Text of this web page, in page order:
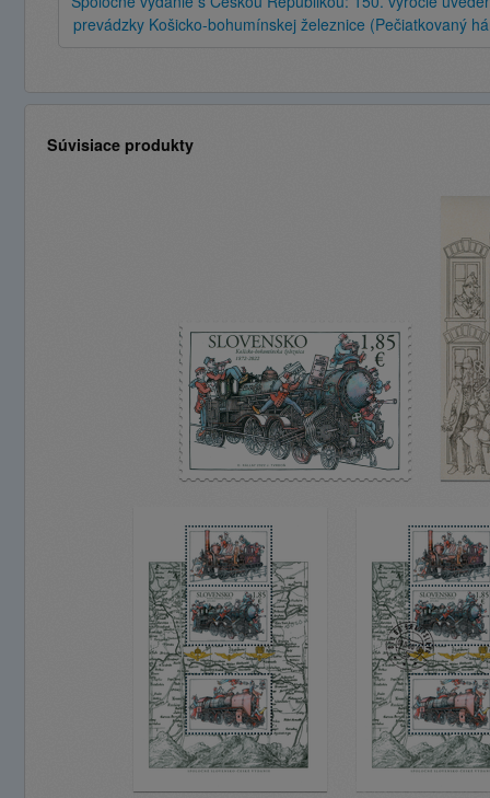
prevádzky Košicko-bohumínskej železnice (Pečiatkovaný
Súvisiace produkty